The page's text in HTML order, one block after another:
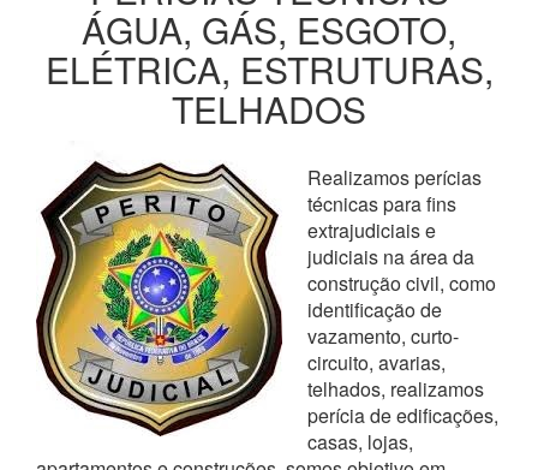
ÁGUA, GÁS, ESGOTO,
ELÉTRICA, ESTRUTURAS,
TELHADOS
Realizamos perícias
técnicas para fins
extrajudiciais e
judiciais na área da
construção civil, como
identificação de
vazamento, curto-
circuito, avarias,
telhados, realizamos
perícia de edificações,
casas, lojas,